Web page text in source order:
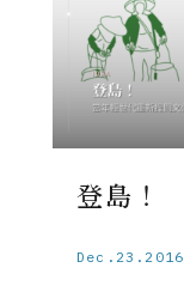
登島！
Dec.23.2016